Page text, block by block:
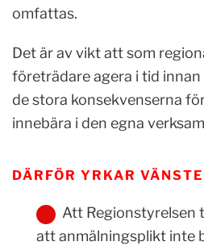
omfattas.
Det är av vikt att som
företrädare agera i tid
de stora konsekvenserna
innebära i den egna
DÄRFÖR YRKAR
Att Regionstyrelsen
att anmälningsplikt inte